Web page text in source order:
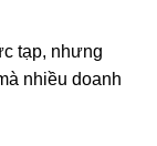
tạp, nhưng
nhiều doanh